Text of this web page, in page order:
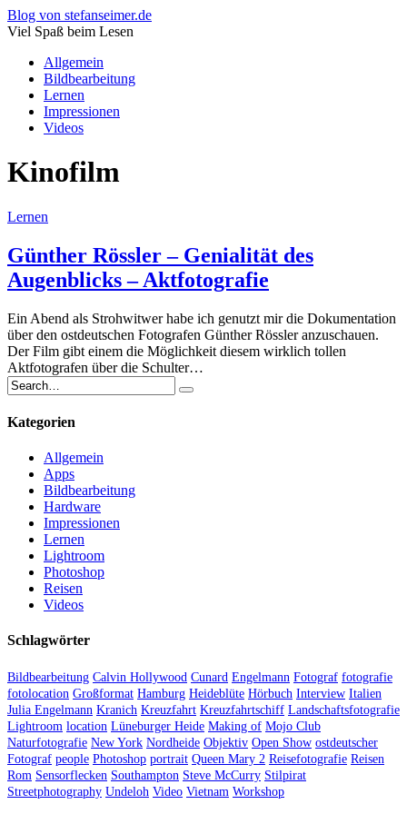
Blog von stefanseimer.de
Viel Spaß beim Lesen
Allgemein
Bildbearbeitung
Lernen
Impressionen
Videos
Kinofilm
Lernen
Günther Rössler – Genialität des
Augenblicks – Aktfotografie
Ein Abend als Strohwitwer habe ich genutzt mir die Dokumentation
über den ostdeutschen Fotografen Günther Rössler anzuschauen.
Der Film gibt einem die Möglichkeit diesem wirklich tollen
Aktfotografen über die Schulter…
Kategorien
Allgemein
Apps
Bildbearbeitung
Hardware
Impressionen
Lernen
Lightroom
Photoshop
Reisen
Videos
Schlagwörter
Bildbearbeitung Calvin Hollywood Cunard Engelmann Fotograf fotografie
fotolocation Großformat Hamburg Heideblüte Hörbuch Interview Italien
Julia Engelmann Kranich Kreuzfahrt Kreuzfahrtschiff Landschaftsfotografie
Lightroom location Lüneburger Heide Making of Mojo Club
Naturfotografie New York Nordheide Objektiv Open Show ostdeutscher
Fotograf people Photoshop portrait Queen Mary 2 Reisefotografie Reisen
Rom Sensorflecken Southampton Steve McCurry Stilpirat
Streetphotography Undeloh Video Vietnam Workshop